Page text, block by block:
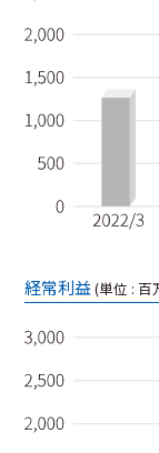
経常利益(単位 : 百